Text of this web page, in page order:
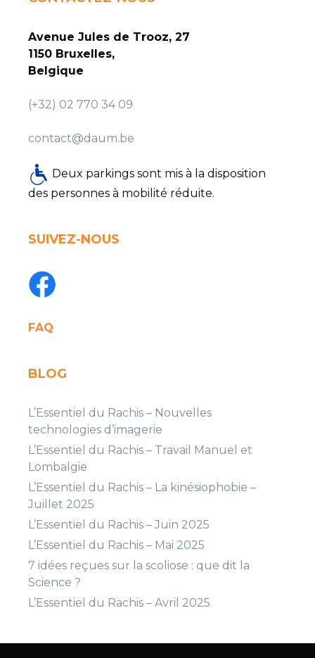
Avenue Jules de Trooz, 27
1150 Bruxelles,
Belgique
(+32) 02 770 34 09
contact@daum.be
Deux parkings sont mis à la disposition
des personnes à mobilité réduite.
SUIVEZ-NOUS
FAQ
BLOG
L’Essentiel du Rachis – Nouvelles
technologies d’imagerie
L’Essentiel du Rachis – Travail Manuel et
Lombalgie
L’Essentiel du Rachis – La kinésiophobie –
Juillet 2025
L’Essentiel du Rachis – Juin 2025
L’Essentiel du Rachis – Mai 2025
7 idées reçues sur la scoliose : que dit la
Science ?
L’Essentiel du Rachis – Avril 2025